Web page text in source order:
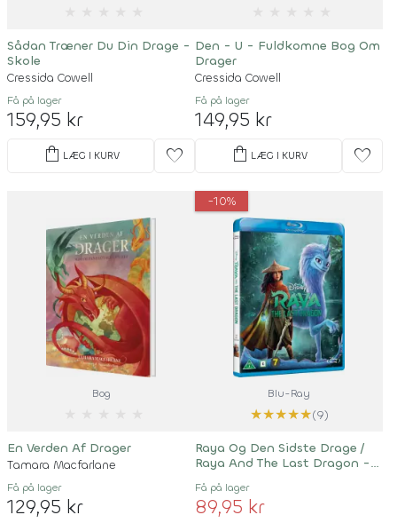
Sådan Træner Du Din Drage -
Skole
Cressida Cowell
Få på lager
159,95 kr
shopping_bag LÆG I KURV favorite
Den - U - Fuldkomne Bog Om
Drager
Cressida Cowell
Få på lager
149,95 kr
shopping_bag LÆG I KURV favorite
Bog
En Verden Af Drager
Tamara Macfarlane
Få på lager
129,95 kr
-10%
Blu-Ray
★★★★★(9)
Raya Og Den Sidste Drage /
Raya And The Last Dragon -
Få på lager
89,95 kr